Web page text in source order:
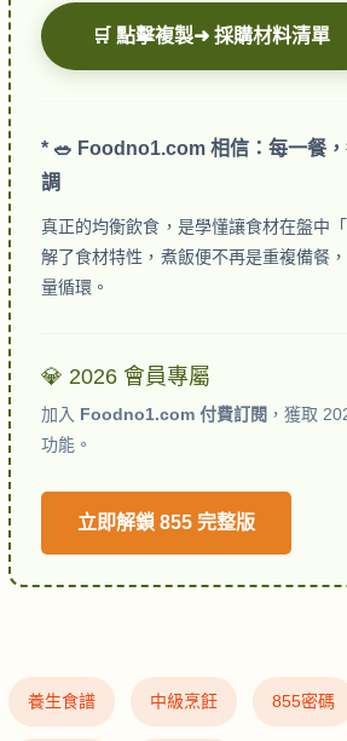
🛒 點擊複製➜ 採購材料清單
* 🥗 Foodno1.com 相信：每一餐
調
真正的均衡飲食，是學懂讓食材在盤中
解了食材特性，煮飯便不再是重複備餐
量循環。
💎 2026 會員專屬
加入 Foodno1.com 付費訂閱 ，獲取
功能。
立即解鎖 855 完整版
養生食譜 中級烹飪 855密碼